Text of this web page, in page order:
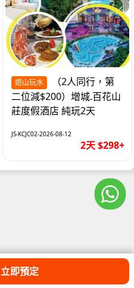
遊山玩水
二位減$200）增城.百花山
莊度假酒店 純玩2天
JS-KCJC02-2026-08-12
2天 $298+
立即預定